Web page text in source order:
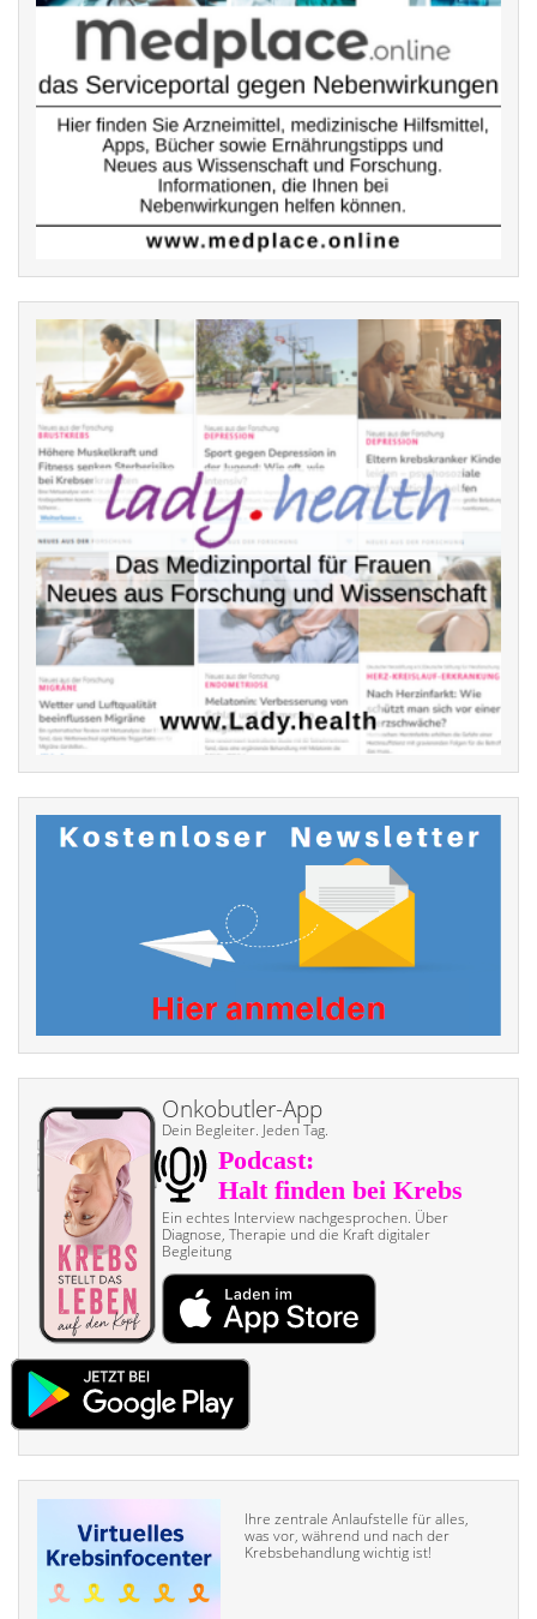
Onkobutler-App
Dein Begleiter. Jeden Tag.
Ein echtes Interview nach­gesprochen. Über
Diagnose, Therapie und die Kraft digitaler
Begleitung
Ihre zentrale Anlaufstelle für alles,
was vor, während und nach der
Krebsbehandlung wichtig ist!